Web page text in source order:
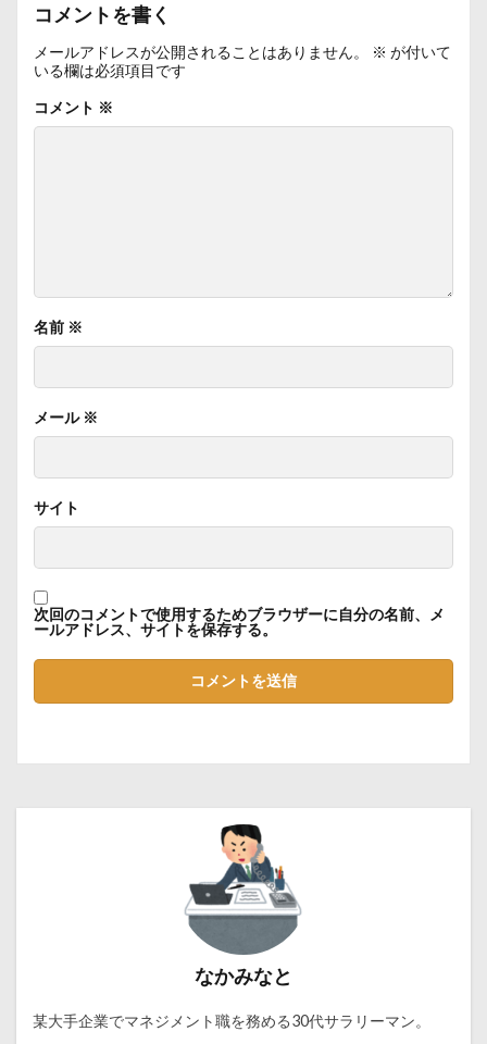
コメントを書く
メールアドレスが公開されることはありません。 ※ が付いて
いる欄は必須項目です
コメント ※
名前 ※
メール ※
サイト
次回のコメントで使用するためブラウザーに自分の名前、メ
ールアドレス、サイトを保存する。
なかみなと
某大手企業でマネジメント職を務める30代サラリーマン。